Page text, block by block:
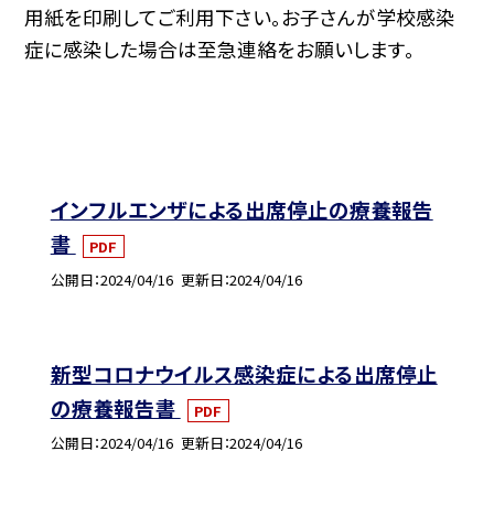
用紙を印刷してご利用下さい。お子さんが学校感染
症に感染した場合は至急連絡をお願いします。
インフルエンザによる出席停止の療養報告
書
PDF
公開日 2024/04/16 更新日 2024/04/16
新型コロナウイルス感染症による出席停止
の療養報告書
PDF
公開日 2024/04/16 更新日 2024/04/16